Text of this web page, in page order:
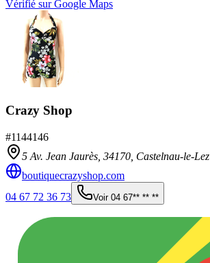
Vérifié sur Google Maps
Crazy Shop
#1144146
5 Av. Jean Jaurès, 34170 Castelnau-le-Lez
boutiquecrazyshop.com
04 67 72 36 73
Voir 04 67** ** **